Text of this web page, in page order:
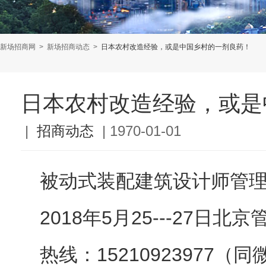
新场招商网 > 新场招商动态 > 日本农村改造经验，或是中国乡村的一剂良药！
日本农村改造经验，或
| 招商动态 | 1970-01-01
被动式装配建筑设计师管
2018年5月25---27日北京
热线：15210923977（同